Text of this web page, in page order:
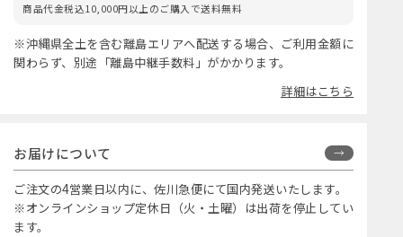
商品代金税込10,000円以上のご購入で送料無料
※沖縄県全土を含む離島エリアへ配送する場合、ご利用金額に
関わらず、別途「離島中継手数料」がかかります。
詳細はこちら
お届けについて
ご注文の4営業日以内に、佐川急便にて国内発送いたします。
※オンラインショップ定休日（火・土曜）は出荷を停止してい
ます。